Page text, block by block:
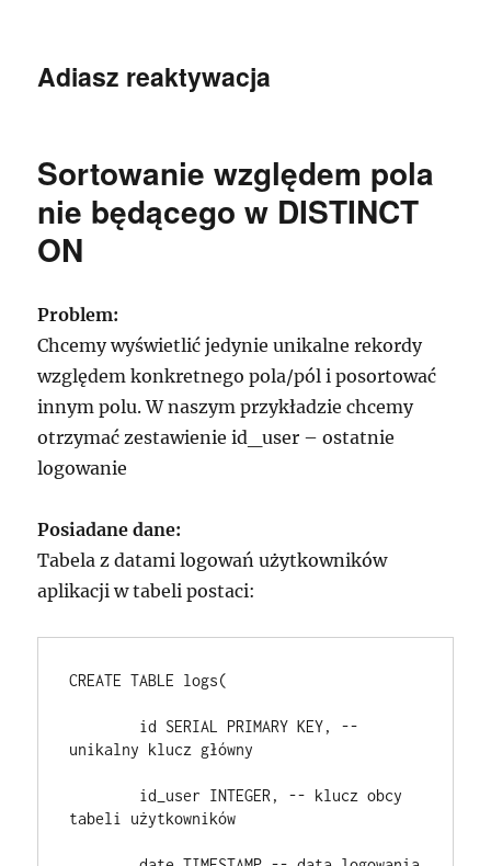
Adiasz reaktywacja
Sortowanie względem pola
nie będącego w DISTINCT
ON
Problem:
Chcemy wyświetlić jedynie unikalne rekordy
względem konkretnego pola/pól i posortować
innym polu. W naszym przykładzie chcemy
otrzymać zestawienie id_user – ostatnie
logowanie
Posiadane dane:
Tabela z datami logowań użytkowników
aplikacji w tabeli postaci:
CREATE TABLE logs(
unikalny klucz główny
tabeli użytkowników